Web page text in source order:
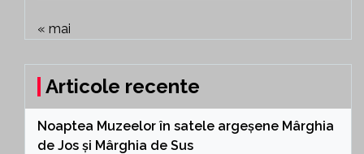
« mai
Articole recente
Noaptea Muzeelor în satele argeșene Mârghia
de Jos și Mârghia de Sus